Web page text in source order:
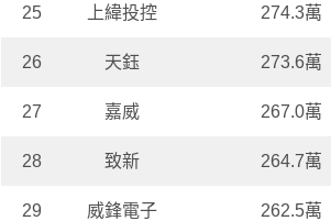
25 上緯投控 274.3萬
26 天鈺 273.6萬
27 嘉威 267.0萬
28 致新 264.7萬
29 威鋒電子 262.5萬